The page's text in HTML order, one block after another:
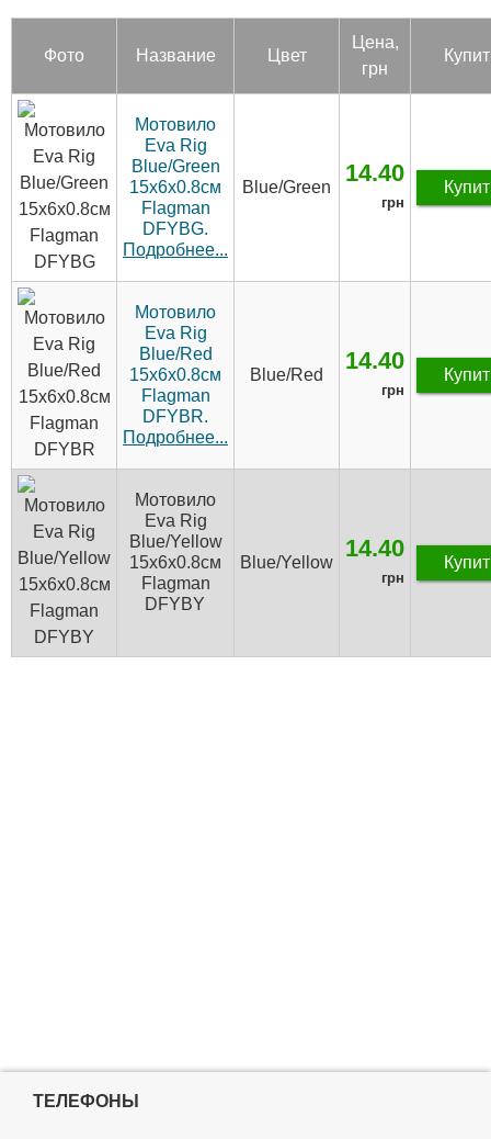
Фото Название Цвет
Цена,
грн
Мотовило
Eva Rig
Blue/Green
15х6х0.8см
Flagman
DFYBG.
Подробнее...
Blue/Green
14.40
грн
Мотовило
Eva Rig
Blue/Red
15х6х0.8см
Flagman
DFYBR.
Подробнее...
Blue/Red
14.40
грн
Мотовило
Eva Rig
Blue/Yellow
15х6х0.8см
Flagman
DFYBY
Blue/Yellow
14.40
грн
ТЕЛЕФОНЫ